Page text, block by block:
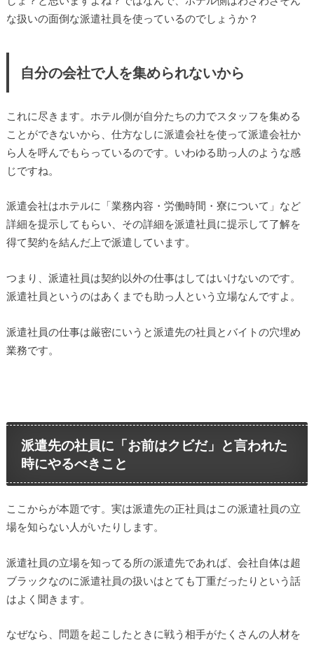
な扱いの面倒な派遣社員を使っているのでしょうか？
自分の会社で人を集められないから
これに尽きます。ホテル側が自分たちの力でスタッフを集める
ことができないから、仕方なしに派遣会社を使って派遣会社か
ら人を呼んでもらっているのです。いわゆる助っ人のような感
じですね。
派遣会社はホテルに「業務内容・労働時間・寮について」など
詳細を提示してもらい、その詳細を派遣社員に提示して了解を
得て契約を結んだ上で派遣しています。
つまり、派遣社員は契約以外の仕事はしてはいけないのです。
派遣社員というのはあくまでも助っ人という立場なんですよ。
派遣社員の仕事は厳密にいうと派遣先の社員とバイトの穴埋め
業務です。
派遣先の社員に「お前はクビだ」と言われた
時にやるべきこと
ここからが本題です。実は派遣先の正社員はこの派遣社員の立
場を知らない人がいたりします。
派遣社員の立場を知ってる所の派遣先であれば、会社自体は超
ブラックなのに派遣社員の扱いはとても丁重だったりという話
はよく聞きます。
なぜなら、問題を起こしたときに戦う相手がたくさんの人材を